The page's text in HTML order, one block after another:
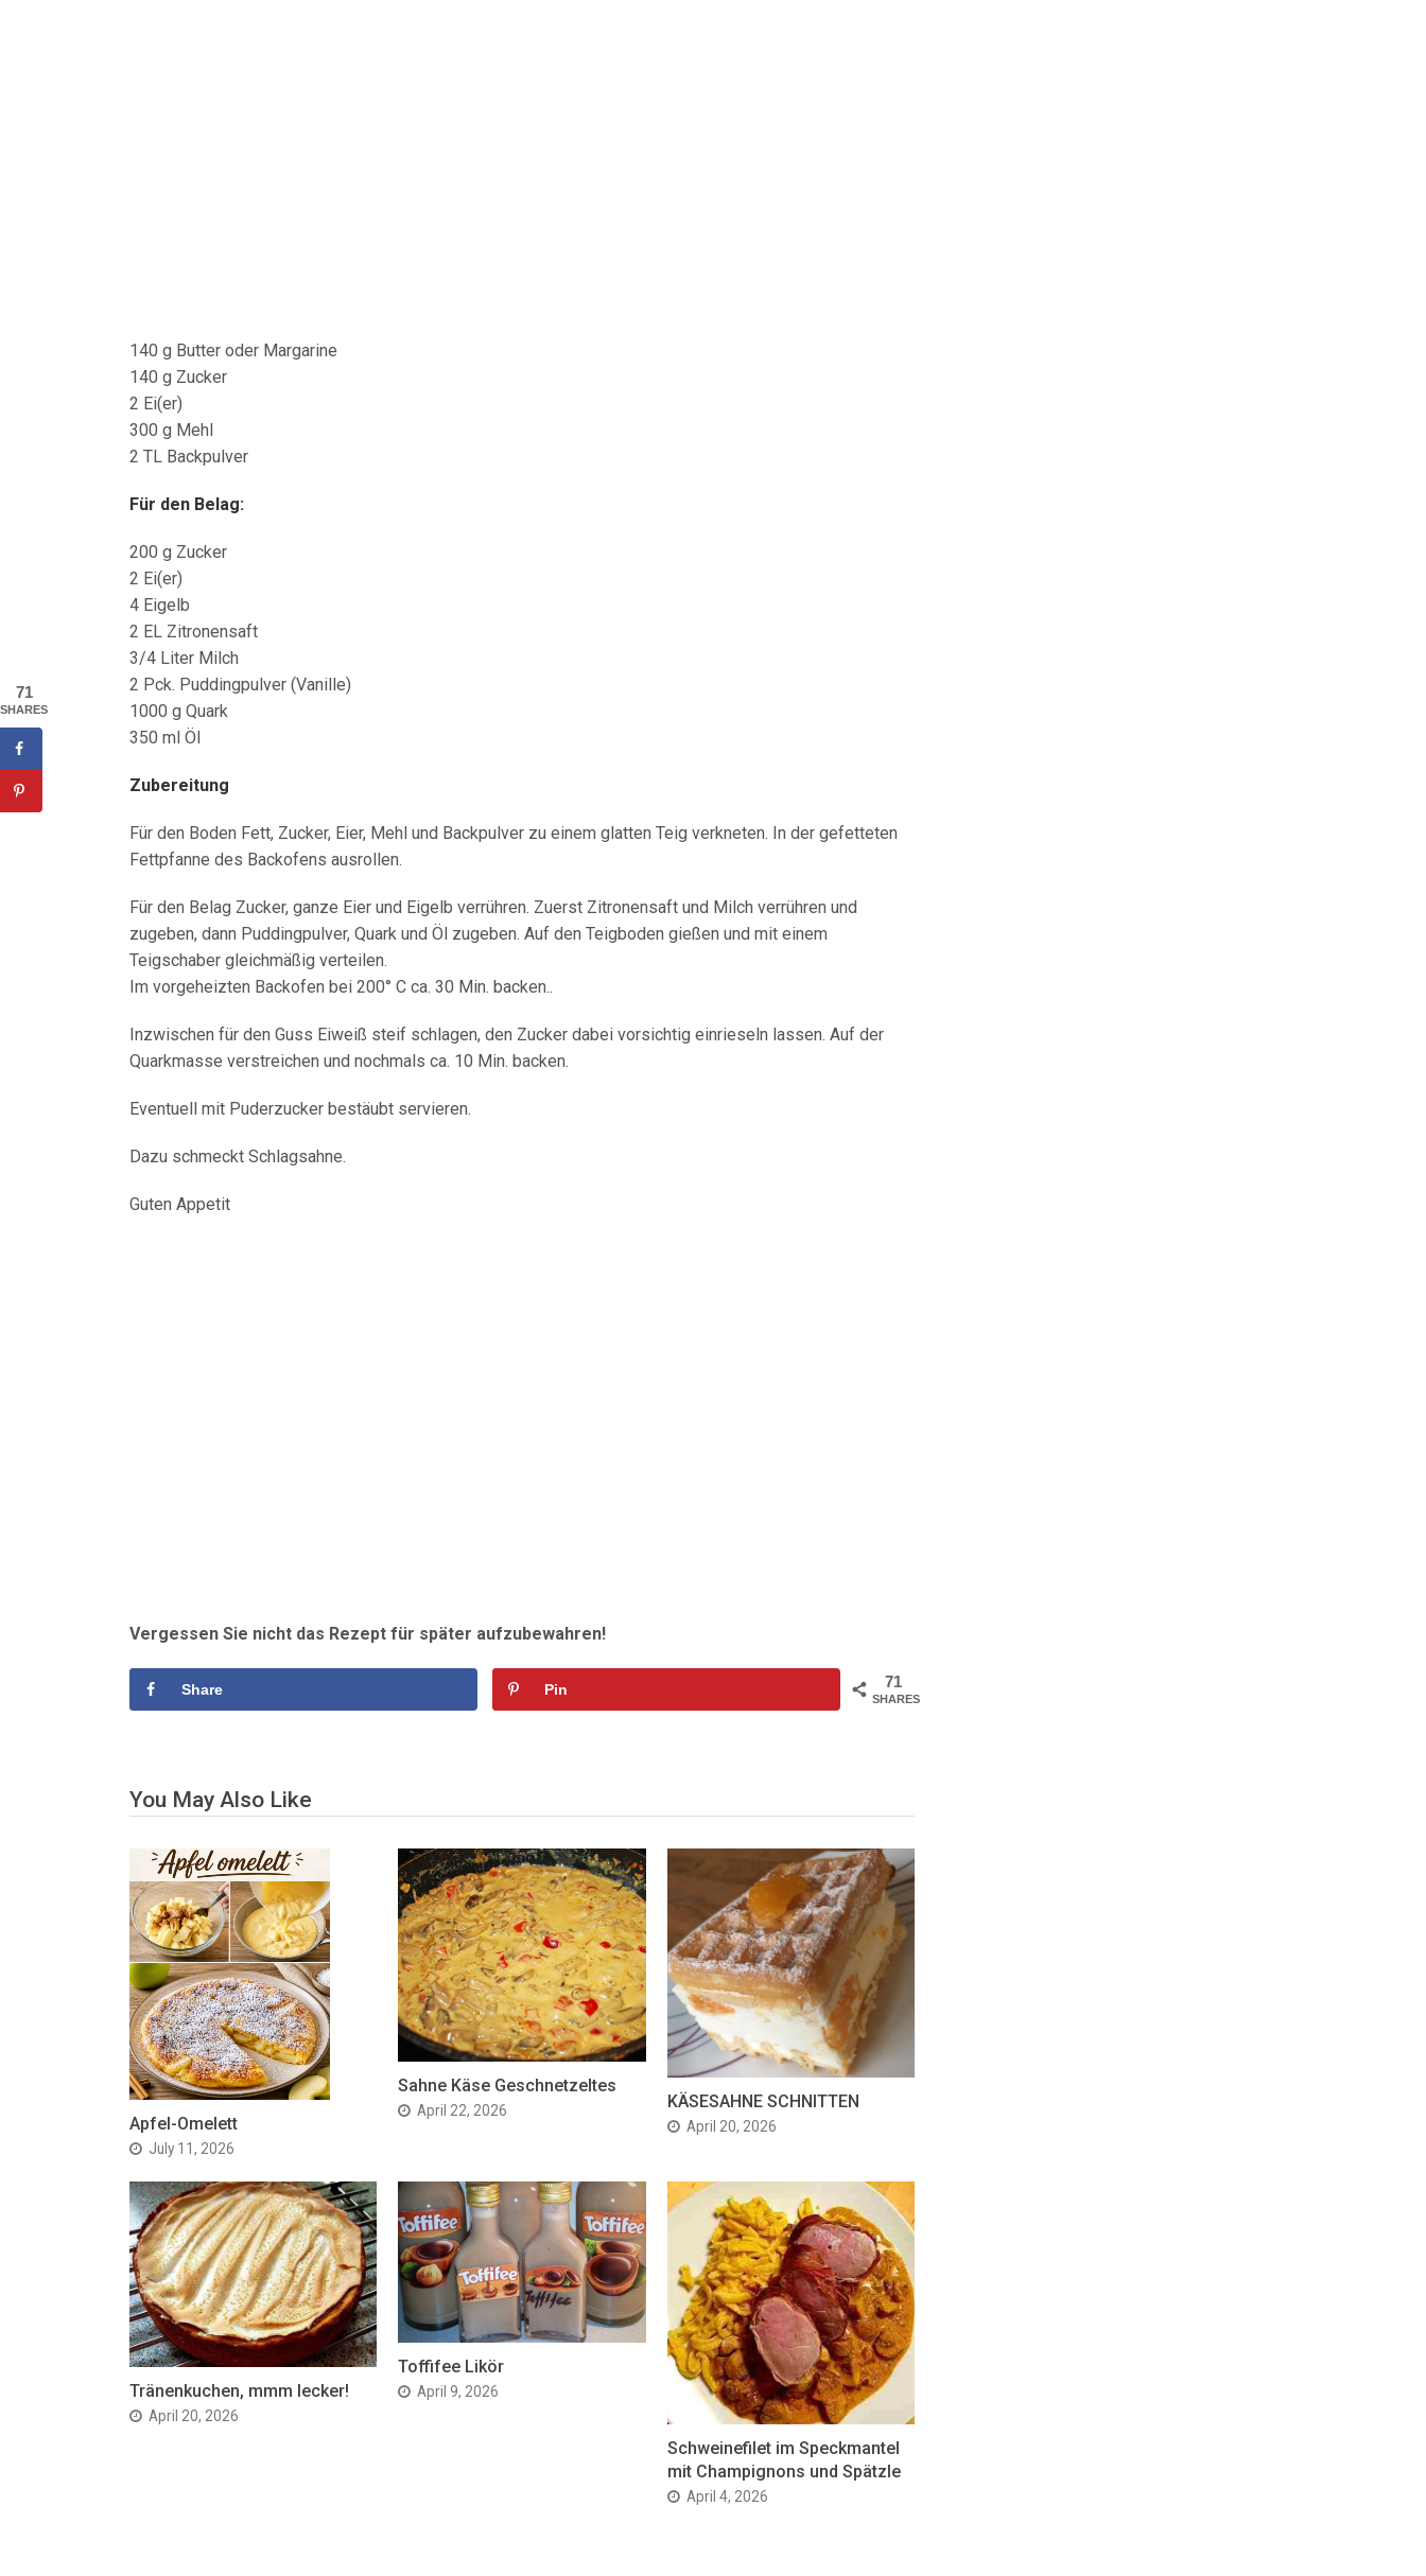
140 g Butter oder Margarine
140 g Zucker
2 Ei(er)
300 g Mehl
2 TL Backpulver
Für den Belag:
200 g Zucker
2 Ei(er)
4 Eigelb
2 EL Zitronensaft
3/4 Liter Milch
2 Pck. Puddingpulver (Vanille)
1000 g Quark
350 ml Öl
Zubereitung
Für den Boden Fett, Zucker, Eier, Mehl und Backpulver zu einem glatten Teig verkneten. In der gefetteten
Fettpfanne des Backofens ausrollen.
Für den Belag Zucker, ganze Eier und Eigelb verrühren. Zuerst Zitronensaft und Milch verrühren und
zugeben, dann Puddingpulver, Quark und Öl zugeben. Auf den Teigboden gießen und mit einem
Teigschaber gleichmäßig verteilen.
Im vorgeheizten Backofen bei 200° C ca. 30 Min. backen..
Inzwischen für den Guss Eiweiß steif schlagen, den Zucker dabei vorsichtig einrieseln lassen. Auf der
Quarkmasse verstreichen und nochmals ca. 10 Min. backen.
Eventuell mit Puderzucker bestäubt servieren.
Dazu schmeckt Schlagsahne.
Guten Appetit
Vergessen Sie nicht das Rezept für später aufzubewahren!
71
SHARES
Share Pin
You May Also Like
Apfel-Omelett
July 11, 2026
Sahne Käse Geschnetzeltes
April 22, 2026 KÄSESAHNE SCHNITTEN
April 20, 2026
Tränenkuchen, mmm lecker!
April 20, 2026
Toffifee Likör
April 9, 2026
Schweinefilet im Speckmantel
mit Champignons und Spätzle
April 4, 2026
71
SHARES